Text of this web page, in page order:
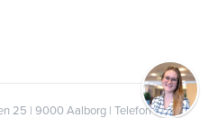
25 | 9000 Aalborg | Telefon 9936